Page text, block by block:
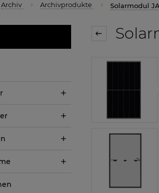
Archiv Archivprodukte Solarmodul